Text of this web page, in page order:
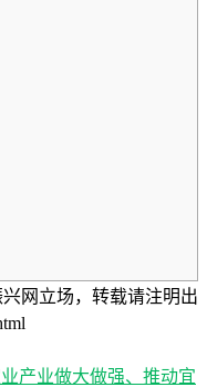
网立场，转载请注明出
产业做大做强、推动宜